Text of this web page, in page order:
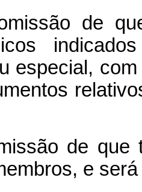
de
especial,
de
e